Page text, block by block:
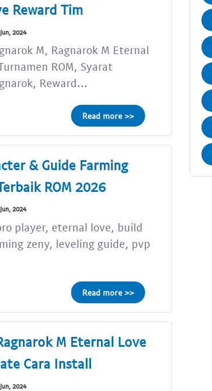
Reward Tim
2024
M, Ragnarok M Eternal
ROM, Syarat
Reward...
Read more >>
& Guide Farming
ROM 2026
2024
player, eternal love, build
zeny, leveling guide, pvp
Read more >>
M Eternal Love
Cara Install
2024